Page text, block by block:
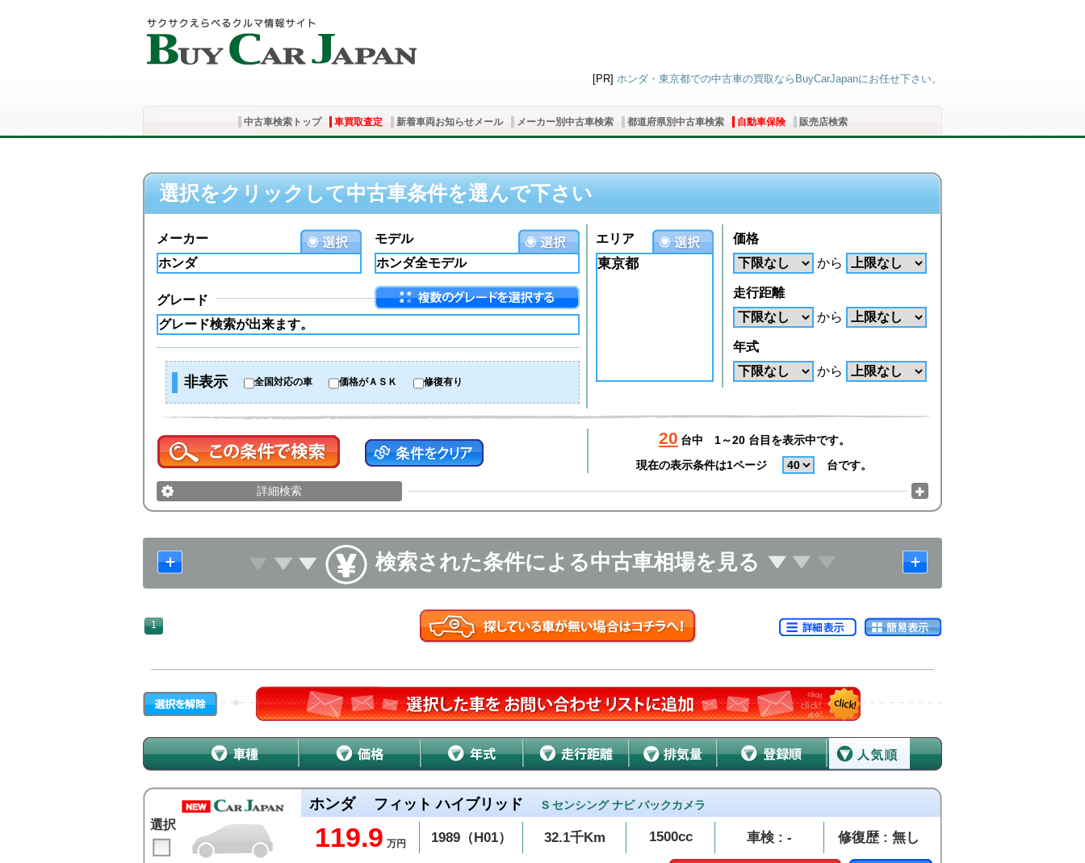
[PR] ホンダ・東京都での中古車の買取ならBuyCarJapanにお任せ下さい。
中古車検索トップ 車買取査定 新着車両お知らせメール メーカー別中古車検索 都道府県別中古車検索 自動車保険 販売店検索
選択をクリックして中古車条件を選んで下さい
モデル
メーカー
グレード
非表示 全国対応の車 価格がＡＳＫ 修復有り
エリア
東京都
価格
から
走行距離
から
年式
から
20 台中
1～20 台目を表示中です。
現在の表示条件は1ページ
台です。
詳細検索
検索された条件による中古車相場を見る
1
選択
ホンダ フィット ハイブリッド S センシング ナビ バックカメラ
119.9 万円 1989（H01） 32.1千Km 1500cc 車検 : - 修復歴 : 無し